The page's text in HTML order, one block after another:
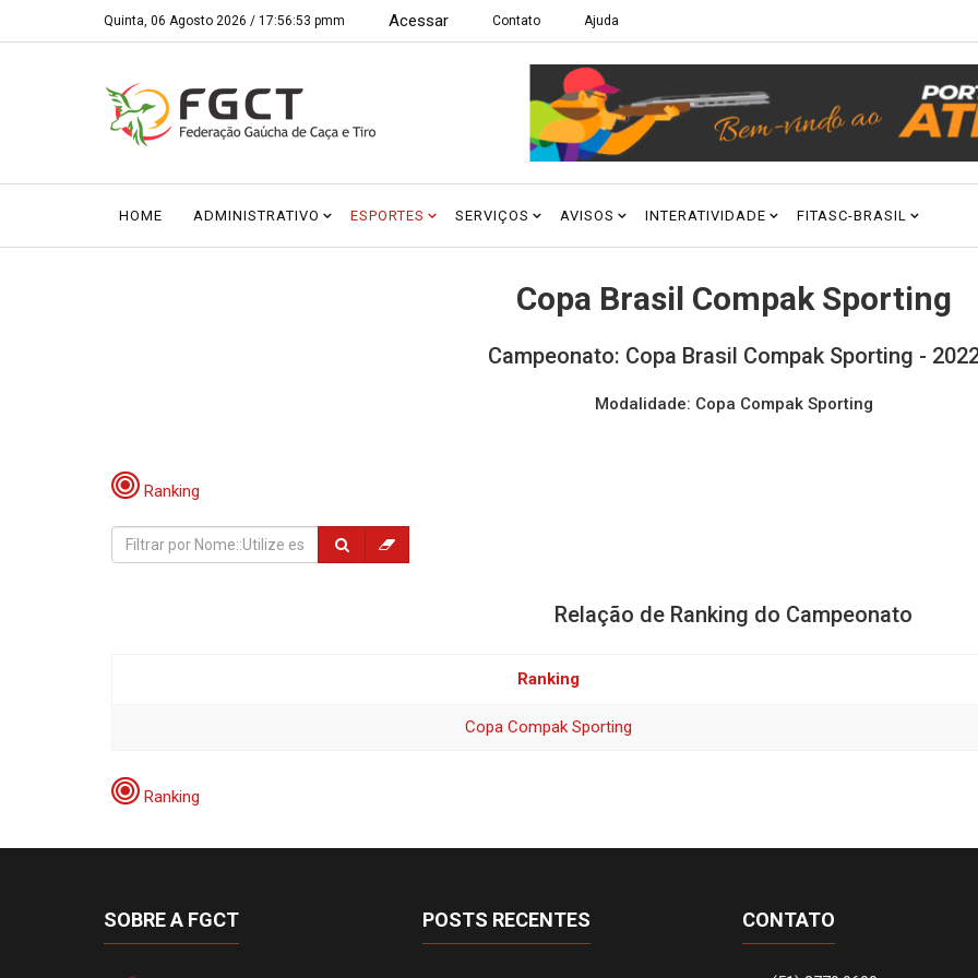
Quinta, 06 Agosto 2026 / 17:56:53 pmm Acessar Contato Ajuda
HOME ADMINISTRATIVO ESPORTES SERVIÇOS AVISOS INTERATIVIDADE FITASC-BRASIL
Copa Brasil Compak Sporting
Campeonato: Copa Brasil Compak Sporting -
Modalidade: Copa Compak Sporting
Ranking
Relação de Ranking do Campeonato
Ranking
Copa Compak Sporting
Ranking
SOBRE A FGCT POSTS RECENTES CONTATO